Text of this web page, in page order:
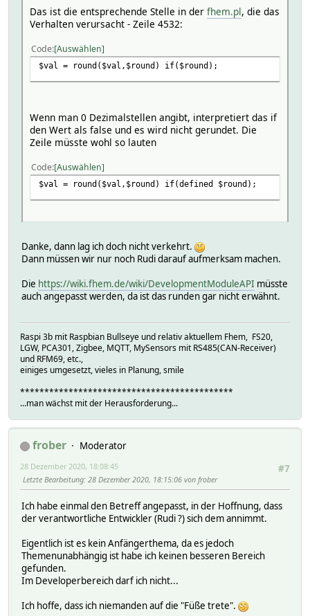
Das ist die entsprechende Stelle in der fhem.pl, die das
Verhalten verursacht - Zeile 4532:
Code Auswählen
$val = round($val,$round) if($round);
Wenn man 0 Dezimalstellen angibt, interpretiert das if
den Wert als false und es wird nicht gerundet. Die
Zeile müsste wohl so lauten
Code Auswählen
$val = round($val,$round) if(defined $round);
Danke, dann lag ich doch nicht verkehrt.
Dann müssen wir nur noch Rudi darauf aufmerksam machen.
Die https://wiki.fhem.de/wiki/DevelopmentModuleAPI müsste
auch angepasst werden, da ist das runden gar nicht erwähnt.
Raspi 3b mit Raspbian Bullseye und relativ aktuellem Fhem, FS20,
LGW, PCA301, Zigbee, MQTT, MySensors mit RS485(CAN-Receiver)
und RFM69, etc.,
einiges umgesetzt, vieles in Planung, smile
********************************************
...man wächst mit der Herausforderung...
frober
Moderator
#7
28 Dezember 2020, 18:08:45
Letzte Bearbeitung: 28 Dezember 2020, 18:15:06 von frober
Ich habe einmal den Betreff angepasst, in der Hoffnung, dass
der verantwortliche Entwickler (Rudi ?) sich dem annimmt.
Eigentlich ist es kein Anfängerthema, da es jedoch
Themenunabhängig ist habe ich keinen besseren Bereich
gefunden.
Im Developerbereich darf ich nicht...
Ich hoffe, dass ich niemanden auf die "Füße trete".